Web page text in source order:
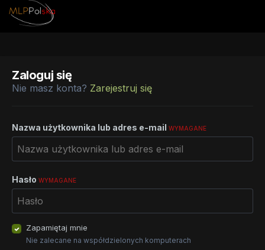
Zaloguj się
Nie masz konta? Zarejestruj się
Nazwa użytkownika lub adres e-mail WYMAGANE
Hasło WYMAGANE
Zapamiętaj mnie
Nie zalecane na współdzielonych komputerach